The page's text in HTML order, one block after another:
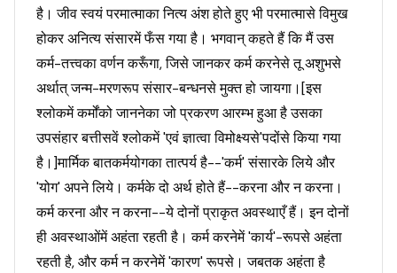
है। जीव स्वयं परमात्माका नित्य अंश होते हुए भी परमात्मासे विमुख
होकर अनित्य संसारमें फँस गया है। भगवान् कहते हैं कि मैं उस
कर्म-तत्त्वका वर्णन करूँगा, जिसे जानकर कर्म करनेसे तू अशुभसे
अर्थात् जन्म-मरणरूप संसार-बन्धनसे मुक्त हो जायगा।[इस
श्लोकमें कर्मोंको जाननेका जो प्रकरण आरम्भ हुआ है उसका
उपसंहार बत्तीसवें श्लोकमें 'एवं ज्ञात्वा विमोक्ष्यसे'पदोंसे किया गया
है।]मार्मिक बातकर्मयोगका तात्पर्य है--'कर्म' संसारके लिये और
'योग' अपने लिये। कर्मके दो अर्थ होते हैं--करना और न करना।
कर्म करना और न करना--ये दोनों प्राकृत अवस्थाएँ हैं। इन दोनों
ही अवस्थाओंमें अहंता रहती है। कर्म करनेमें 'कार्य'-रूपसे अहंता
रहती है, और कर्म न करनेमें 'कारण' रूपसे। जबतक अहंता है